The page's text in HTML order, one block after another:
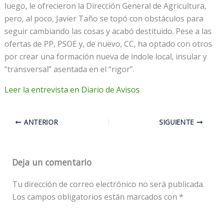
luego, le ofrecieron la Dirección General de Agricultura,
pero, al poco, Javier Taño se topó con obstáculos para
seguir cambiando las cosas y acabó destituido. Pese a las
ofertas de PP, PSOE y, de nuevo, CC, ha optado con otros
por crear una formación nueva de índole local, insular y
“transversal” asentada en el “rigor”.
Leer la entrevista en Diario de Avisos
ANTERIOR SIGUIENTE
Deja un comentario
Tu dirección de correo electrónico no será publicada.
Los campos obligatorios están marcados con *